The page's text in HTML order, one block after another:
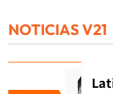
NOTICIAS V21